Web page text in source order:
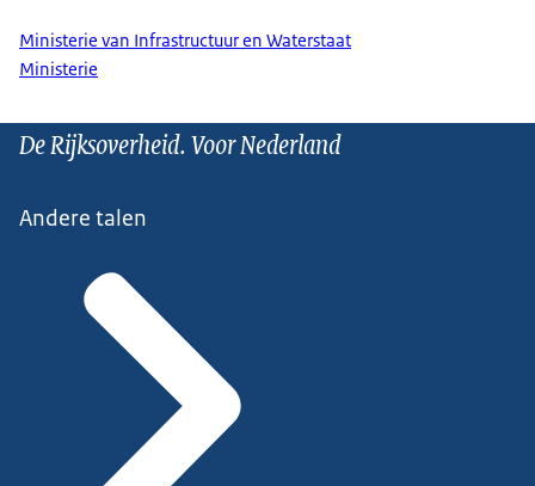
Ministerie van Infrastructuur en Waterstaat
Ministerie
De Rijksoverheid. Voor Nederland
Andere talen